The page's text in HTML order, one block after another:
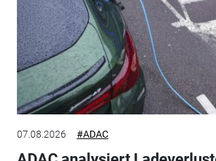
07.08.2026 #ADAC